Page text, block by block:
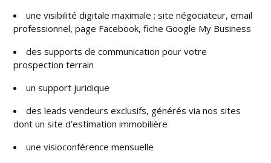
une visibilité digitale maximale ; site négociateur, email
professionnel, page Facebook, fiche Google My Business
des supports de communication pour votre
prospection terrain
un support juridique
des leads vendeurs exclusifs, générés via nos sites
dont un site d’estimation immobilière
une visioconférence mensuelle